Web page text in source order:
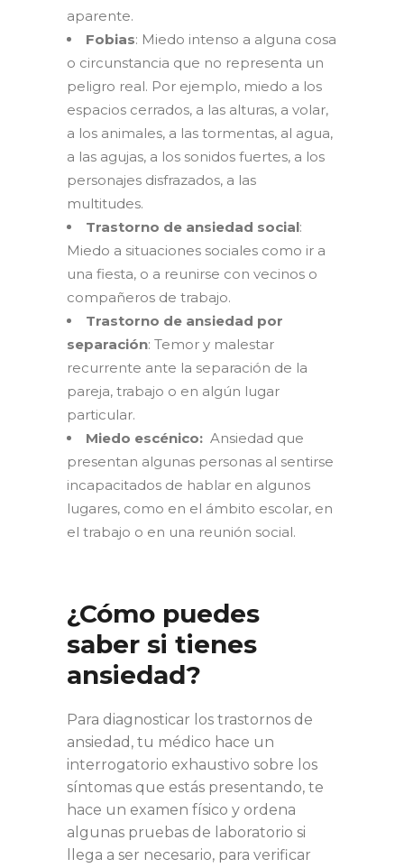
aparente.
Fobias: Miedo intenso a alguna cosa
o circunstancia que no representa un
peligro real. Por ejemplo, miedo a los
espacios cerrados, a las alturas, a volar,
a los animales, a las tormentas, al agua,
a las agujas, a los sonidos fuertes, a los
personajes disfrazados, a las
multitudes.
Trastorno de ansiedad social:
Miedo a situaciones sociales como ir a
una fiesta, o a reunirse con vecinos o
compañeros de trabajo.
Trastorno de ansiedad por
separación: Temor y malestar
recurrente ante la separación de la
pareja, trabajo o en algún lugar
particular.
Miedo escénico: Ansiedad que
presentan algunas personas al sentirse
incapacitados de hablar en algunos
lugares, como en el ámbito escolar, en
el trabajo o en una reunión social.
¿Cómo puedes
saber si tienes
ansiedad?
Para diagnosticar los trastornos de
ansiedad, tu médico hace un
interrogatorio exhaustivo sobre los
síntomas que estás presentando, te
hace un examen físico y ordena
algunas pruebas de laboratorio si
llega a ser necesario, para verificar